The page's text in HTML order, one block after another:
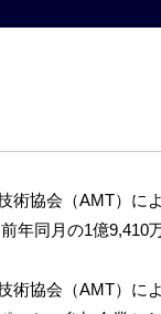
術協会（AMT）に
年同月の1億9,410
術協会（AMT）に